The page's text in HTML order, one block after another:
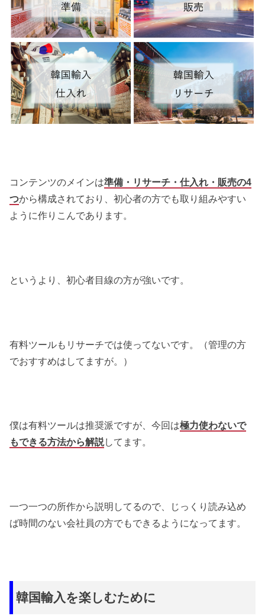
コンテンツのメインは準備・リサーチ・仕入れ・販売の4
つから構成されており、初心者の方でも取り組みやすい
ように作りこんであります。
というより、初心者目線の方が強いです。
有料ツールもリサーチでは使ってないです。（管理の方
でおすすめはしてますが。）
僕は有料ツールは推奨派ですが、今回は極力使わないで
もできる方法から解説してます。
一つ一つの所作から説明してるので、じっくり読み込め
ば時間のない会社員の方でもできるようになってます。
韓国輸入を楽しむために